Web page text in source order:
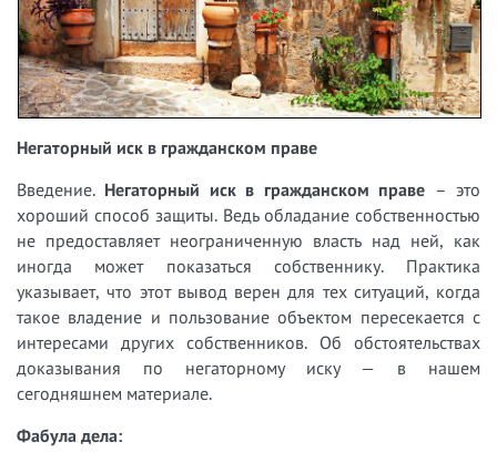
Негаторный иск в гражданском праве
Введение. Негаторный иск в гражданском праве – это
хороший способ защиты. Ведь обладание собственностью
не предоставляет неограниченную власть над ней, как
иногда может показаться собственнику. Практика
указывает, что этот вывод верен для тех ситуаций, когда
такое владение и пользование объектом пересекается с
интересами других собственников. Об обстоятельствах
доказывания по негаторному иску — в нашем
сегодняшнем материале.
Фабула дела: